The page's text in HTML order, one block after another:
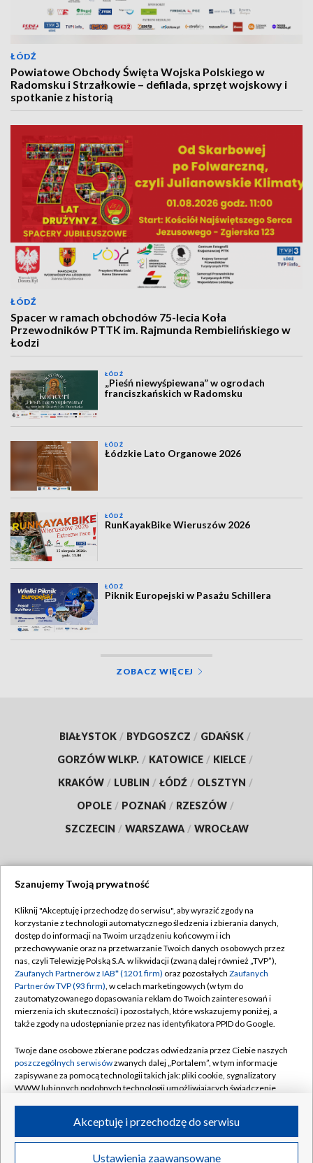
ŁÓDŹ
Powiatowe Obchody Święta Wojska Polskiego w
Radomsku i Strzałkowie – defilada, sprzęt wojskowy i
spotkanie z historią
ŁÓDŹ
Spacer w ramach obchodów 75-lecia Koła
Przewodników PTTK im. Rajmunda Rembielińskiego w
Łodzi
ŁÓDŹ
„Pieśń niewyśpiewana” w ogrodach
franciszkańskich w Radomsku
ŁÓDŹ
Łódzkie Lato Organowe 2026
ŁÓDŹ
RunKayakBike Wieruszów 2026
ŁÓDŹ
Piknik Europejski w Pasażu Schillera
ZOBACZ WIĘCEJ
BIAŁYSTOK / BYDGOSZCZ / GDAŃSK /
GORZÓW WLKP. / KATOWICE / KIELCE /
KRAKÓW / LUBLIN / ŁÓDŹ / OLSZTYN /
OPOLE / POZNAŃ / RZESZÓW /
SZCZECIN / WARSZAWA / WROCŁAW
TVP
Abonament TVP
Emisja w TVP
Centrum informacji TVP
Naziemna Telewizja Cyfrowa
Rada Programowa
System NOS
Informacje o nadawcy
Program dla prasy
Regulamin TVP
Polityka prywatności
Moje zgody
Pomoc
Kontakt
Kanały
©2026 Telewizja Polska S.A. w likwidacji
Szanujemy Twoją prywatność
Kliknij "Akceptuję i przechodzę do serwisu", aby wyrazić zgody na
korzystanie z technologii automatycznego śledzenia i zbierania danych,
dostęp do informacji na Twoim urządzeniu końcowym i ich
przechowywanie oraz na przetwarzanie Twoich danych osobowych przez
nas, czyli Telewizję Polską S.A. w likwidacji (zwaną dalej również „TVP”),
Zaufanych Partnerów z IAB* (1201 firm) oraz pozostałych Zaufanych
Partnerów TVP (93 firm), w celach marketingowych (w tym do
zautomatyzowanego dopasowania reklam do Twoich zainteresowań i
mierzenia ich skuteczności) i pozostałych, które wskazujemy poniżej, a
także zgody na udostępnianie przez nas identyfikatora PPID do Google.
Twoje dane osobowe zbierane podczas odwiedzania przez Ciebie naszych
poszczególnych serwisówzwanych dalej „Portalem”, w tym informacje
zapisywane za pomocą technologii takich jak: pliki cookie, sygnalizatory
WWW lub innych podobnych technologii umożliwiających świadczenie
ruchu w Internecie.
Twoje dane osobowe zbierane podczas odwiedzania przez Ciebie
Ustawienia zaawansowane
Akceptuję i przechodzę do serwisu